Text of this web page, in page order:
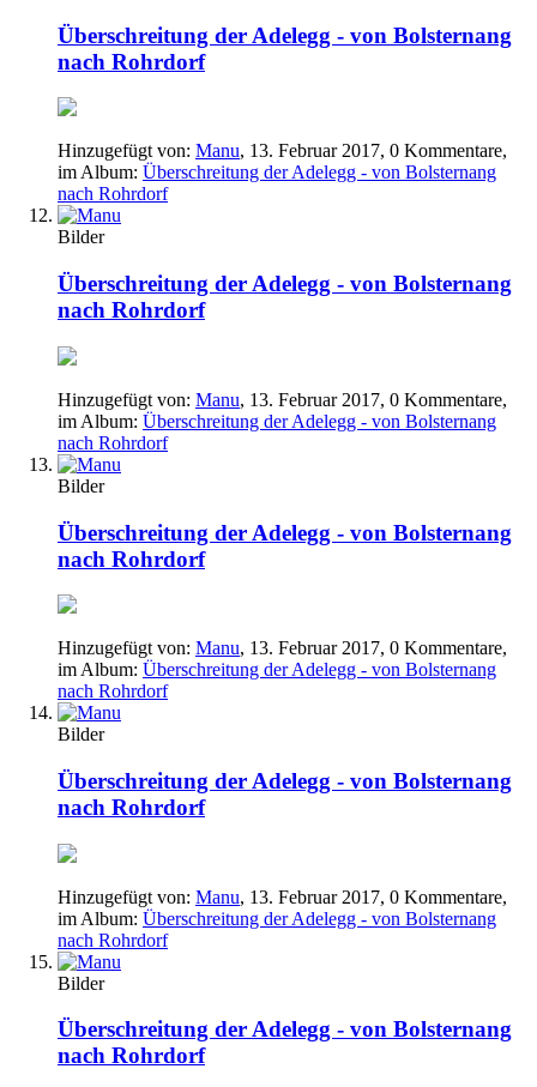
Überschreitung der Adelegg - von Bolsternang
nach Rohrdorf
Hinzugefügt von: Manu, 13. Februar 2017, 0 Kommentare,
im Album: Überschreitung der Adelegg - von Bolsternang
nach Rohrdorf
Bilder
Überschreitung der Adelegg - von Bolsternang
nach Rohrdorf
Hinzugefügt von: Manu, 13. Februar 2017, 0 Kommentare,
im Album: Überschreitung der Adelegg - von Bolsternang
nach Rohrdorf
Bilder
Überschreitung der Adelegg - von Bolsternang
nach Rohrdorf
Hinzugefügt von: Manu, 13. Februar 2017, 0 Kommentare,
im Album: Überschreitung der Adelegg - von Bolsternang
nach Rohrdorf
Bilder
Überschreitung der Adelegg - von Bolsternang
nach Rohrdorf
Hinzugefügt von: Manu, 13. Februar 2017, 0 Kommentare,
im Album: Überschreitung der Adelegg - von Bolsternang
nach Rohrdorf
Bilder
Überschreitung der Adelegg - von Bolsternang
nach Rohrdorf